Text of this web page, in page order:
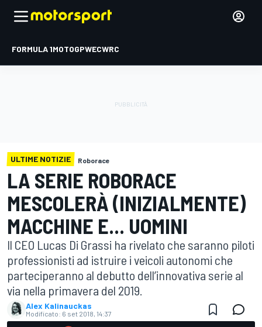
FORMULA 1MOTOGPWECWRC
ULTIME NOTIZIE Roborace
LA SERIE ROBORACE
MESCOLERÀ (INIZIALMENTE)
MACCHINE E... UOMINI
Il CEO Lucas Di Grassi ha rivelato che saranno piloti
professionisti ad istruire i veicoli autonomi che
parteciperanno al debutto dell’innovativa serie al
via nella primavera del 2019.
Alex Kalinauckas
Modificato: 6 set 2018, 14:37